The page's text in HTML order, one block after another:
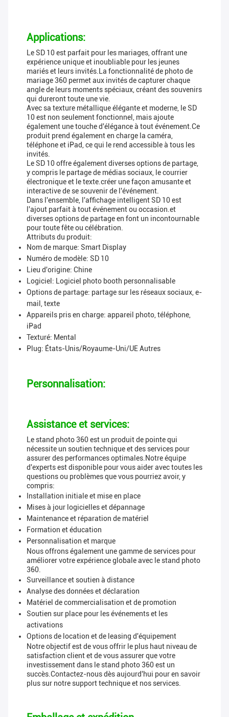
Applications:
Le SD 10 est parfait pour les mariages, offrant une
expérience unique et inoubliable pour les jeunes
mariés et leurs invités.La fonctionnalité de photo de
mariage 360 permet aux invités de capturer chaque
angle de leurs moments spéciaux, créant des souvenirs
qui dureront toute une vie.
Avec sa texture métallique élégante et moderne, le SD
10 est non seulement fonctionnel, mais ajoute
également une touche d'élégance à tout événement.Ce
produit prend également en charge la caméra,
téléphone et iPad, ce qui le rend accessible à tous les
invités.
Le SD 10 offre également diverses options de partage,
y compris le partage de médias sociaux, le courrier
électronique et le texte.créer une façon amusante et
interactive de se souvenir de l'événement.
Dans l'ensemble, l'affichage intelligent SD 10 est
l'ajout parfait à tout événement ou occasion.et
diverses options de partage en font un incontournable
pour toute fête ou célébration.
Attributs du produit:
Nom de marque: Smart Display
Numéro de modèle: SD 10
Lieu d'origine: Chine
Logiciel: Logiciel photo booth personnalisable
Options de partage: partage sur les réseaux sociaux, e-
mail, texte
Appareils pris en charge: appareil photo, téléphone,
iPad
Texturé: Mental
Plug: États-Unis/Royaume-Uni/UE Autres
Personnalisation:
Assistance et services:
Le stand photo 360 est un produit de pointe qui
nécessite un soutien technique et des services pour
assurer des performances optimales.Notre équipe
d'experts est disponible pour vous aider avec toutes les
questions ou problèmes que vous pourriez avoir, y
compris:
Installation initiale et mise en place
Mises à jour logicielles et dépannage
Maintenance et réparation de matériel
Formation et éducation
Personnalisation et marque
Nous offrons également une gamme de services pour
améliorer votre expérience globale avec le stand photo
360.
Surveillance et soutien à distance
Analyse des données et déclaration
Matériel de commercialisation et de promotion
Soutien sur place pour les événements et les
activations
Options de location et de leasing d'équipement
Notre objectif est de vous offrir le plus haut niveau de
satisfaction client et de vous assurer que votre
investissement dans le stand photo 360 est un
succès.Contactez-nous dès aujourd'hui pour en savoir
plus sur notre support technique et nos services.